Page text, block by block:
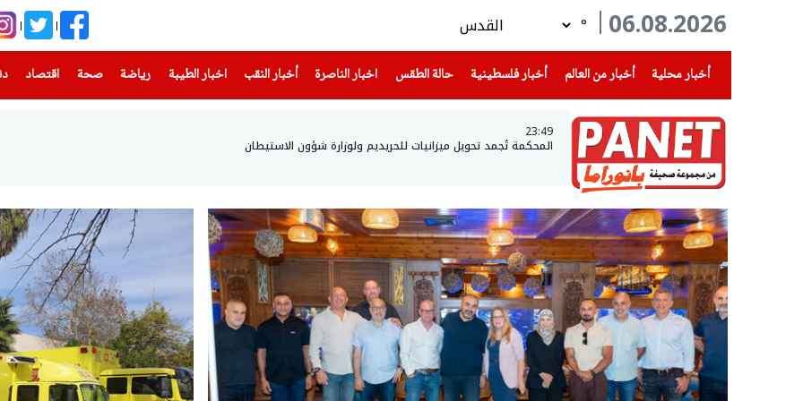
06.08.2026
°
أخبار محلية
(current) أخبار من العالم أخبار فلسطينية(current) حالة الطقس اخبار الناصرة
(current) أخبار النقب
(current) اخبار الطيبة
(current) رياضة(current) صحة
(current) اقتصاد
(current)
23:49
المحكمة تُجمد تحويل ميزانيات للحريديم ولوزارة شؤون الاستيطان